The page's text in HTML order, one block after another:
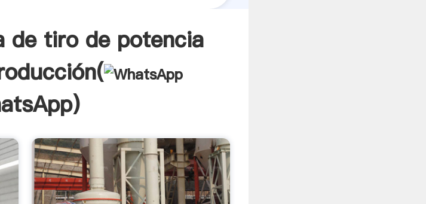
de tiro de potencia
)